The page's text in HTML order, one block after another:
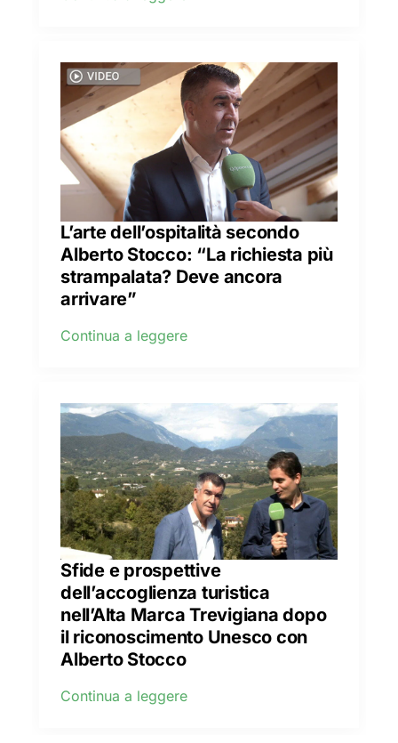
L’arte dell’ospitalità secondo
Alberto Stocco: “La richiesta più
strampalata? Deve ancora
arrivare”
Continua a leggere
Sfide e prospettive
dell’accoglienza turistica
nell’Alta Marca Trevigiana dopo
il riconoscimento Unesco con
Alberto Stocco
Continua a leggere